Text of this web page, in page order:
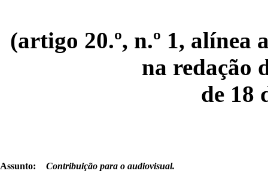
(artigo 20.º, n.º 1, alínea
na redação
de 18
Assunto: Contribuição para o audiovisual.